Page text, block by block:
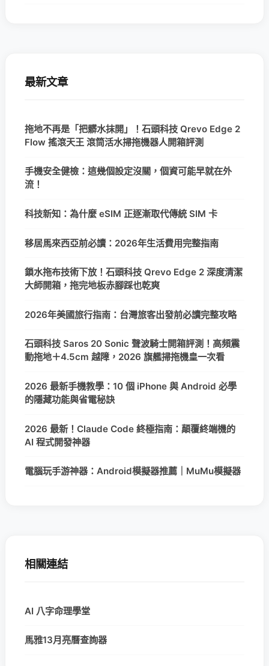
最新文章
拖地不再是「把髒水抹開」！石頭科技 Qrevo Edge 2
Flow 搖滾天王 滾筒活水掃拖機器人開箱評測
手機安全健檢：這幾個設定沒關，個資可能早就在外
流！
科技新知：為什麼 eSIM 正逐漸取代傳統 SIM 卡
移居馬來西亞前必讀：2026年生活費用完整指南
鎖水拖布技術下放！石頭科技 Qrevo Edge 2 深度清潔
大師開箱，拖完地板赤腳踩也乾爽
2026年美國旅行指南：台灣旅客出發前必讀完整攻略
石頭科技 Saros 20 Sonic 聲波騎士開箱評測！高頻震
動拖地＋4.5cm 越障，2026 旗艦掃拖機皇一次看
2026 最新手機教學：10 個 iPhone 與 Android 必學
的隱藏功能與省電秘訣
2026 最新！Claude Code 終極指南：顛覆終端機的
AI 程式開發神器
電腦玩手游神器：Android模擬器推薦｜MuMu模擬器
相關連結
AI 八字命理學堂
馬雅13月亮曆查詢器